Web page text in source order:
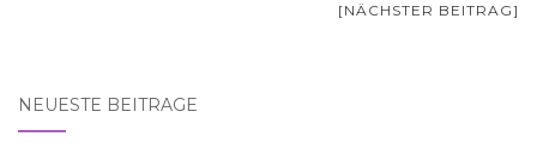
[NÄCHSTER BEITRAG]
NEUESTE BEITRÄGE